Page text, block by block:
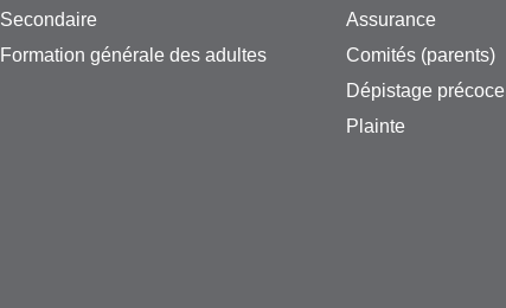
Secondaire
Formation générale des adultes
Assurance
Comités (parents)
Dépistage précoce
Plainte